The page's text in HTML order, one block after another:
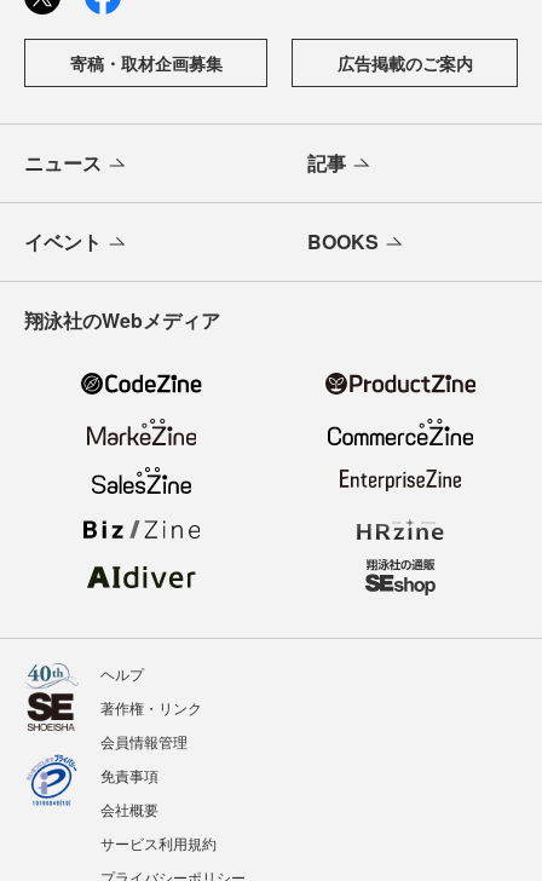
技術情報メディアです。技術選定、アーキテクチャ、チー
ムづくりなど、開発現場の正解のない問いに向き合うエン
ニュース 記事
イベント BOOKS